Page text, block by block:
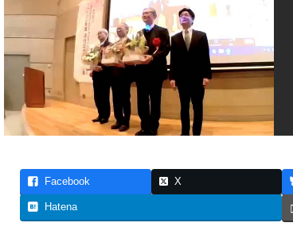
Facebook X
Hatena